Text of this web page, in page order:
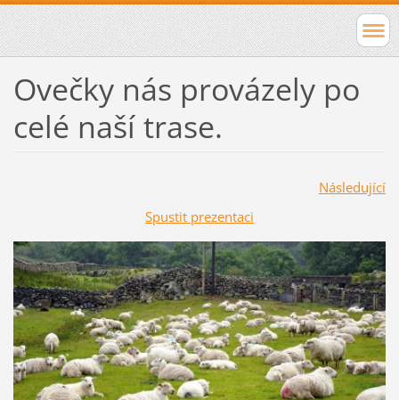
Ovečky nás provázely po
celé naší trase.
Následující
Spustit prezentaci